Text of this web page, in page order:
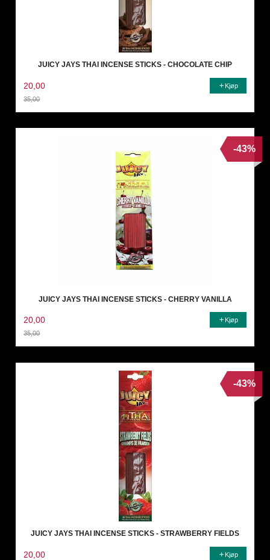
JUICY JAYS THAI INCENSE STICKS - CHOCOLATE CHIP
20,00
35,00
Kjøp
JUICY JAYS THAI INCENSE STICKS - CHERRY VANILLA
20,00
35,00
Rabatt
-43%
Kjøp
JUICY JAYS THAI INCENSE STICKS - STRAWBERRY FIELDS
20,00
-43%
Kjøp